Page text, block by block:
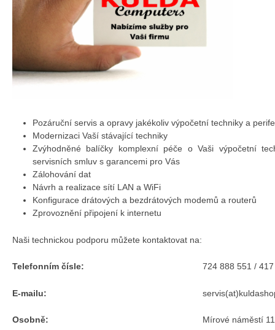
Pozáruční servis a opravy jakékoliv výpočetní techniky a
Modernizaci Vaší stávající techniky
Zvýhodněné balíčky komplexní péče o Vaši výpočetní
servisních smluv s garancemi pro Vás
Zálohování dat
Návrh a realizace sítí LAN a WiFi
Konfigurace drátových a bezdrátových modemů a routerů
Zprovoznění připojení k internetu
Naši technickou podporu můžete kontaktovat na:
Telefonním čísle:
E-mailu:
Osobně:
724 888 551 /
Mírové náměstí